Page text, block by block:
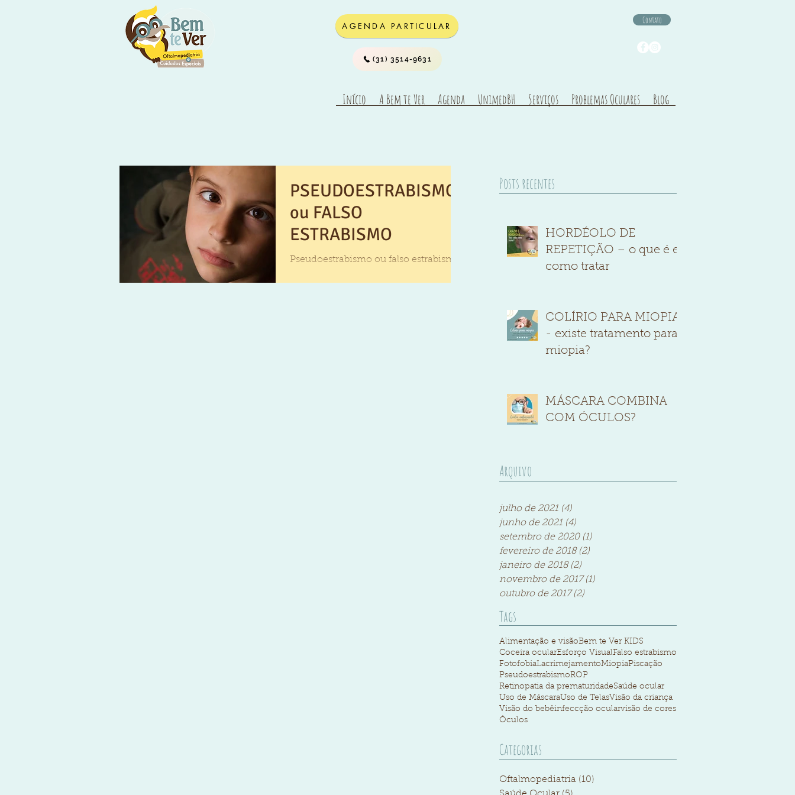
Contato
AGENDA PARTICULAR
(31) 3514-9631
Início A Bem te Ver Agenda UnimedBH Serviços Problemas Oculares Blog
Posts recentes
HORDÉOLO DE
REPETIÇÃO – o que é e
como tratar
COLÍRIO PARA MIOPIA
- existe tratamento para
miopia?
MÁSCARA COMBINA
COM ÓCULOS?
Arquivo
julho de 2021 (4)
junho de 2021 (4)
setembro de 2020 (1)
fevereiro de 2018 (2)
janeiro de 2018 (2)
novembro de 2017 (1)
outubro de 2017 (2)
Tags
Alimentação e visãoBem te Ver KIDS
Coceira ocularEsforço VisualFalso estrabismo
FotofobiaLacrimejamentoMiopiaPiscação
PseudoestrabismoROP
Retinopatia da prematuridadeSaúde ocular
Uso de MáscaraUso de TelasVisão da criança
Visão do bebêinfeccção ocularvisão de cores
Óculos
Categorias
Oftalmopediatria (10)
PSEUDOESTRABISMO
ou FALSO
ESTRABISMO
Pseudoestrabismo ou falso estrabismo